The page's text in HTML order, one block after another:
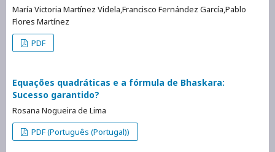
María Victoria Martínez Videla,Francisco Fernández García,Pablo
Flores Martínez
PDF
Equações quadráticas e a fórmula de Bhaskara:
Sucesso garantido?
Rosana Nogueira de Lima
PDF (Português (Portugal))